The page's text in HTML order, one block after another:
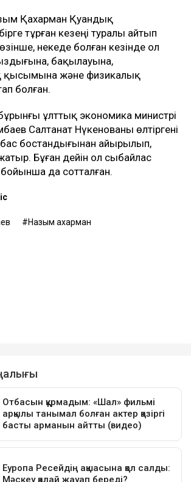
Қахарман Қуандық
тұрған кезеңі туралы айтып
некеде болған кезінде ол
бақылауына,
қысымына және физикалық
болған.
ұлттық экономика министрі
Салтанат Нүкенованы өлтіргені
бостандығынан айырылып,
Бұған дейін ол сыбайлас
да сотталған.
Назым Қахарман